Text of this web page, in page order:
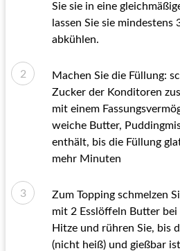
Sie sie in eine
lassen Sie sie
abkühlen.
Machen Sie die Füllung:
Zucker der Konditoren
mit einem
weiche Butter,
enthält, bis die Füllung
mehr Minuten
Zum Topping schmelzen
mit 2 Esslöffeln Butter bei
Hitze und rühren Sie, bis
(nicht heiß) und gießbar